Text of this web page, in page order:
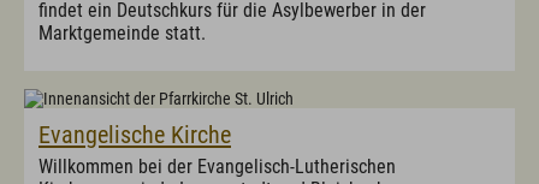
Fundamt
Kämmerei
Standesamt
Online ins Rathaus/Bürgerserviceportal
Formulare
findet ein Deutschkurs für die Asylbewerber in der
Marktgemeinde statt.
Evangelische Kirche
Willkommen bei der Evangelisch-Lutherischen